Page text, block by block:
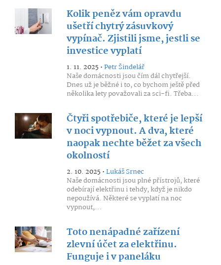
Kolik peněz vám opravdu
ušetří chytrý zásuvkový
vypínač. Zjistili jsme, jestli se
investice vyplatí
1. 11. 2025 •Petr Šindelář
Naše domácnosti jsou čím dál chytřejší.
Dnes už je běžné i to, co bychom ještě před
několika lety považovali za sci-fi. Třeba...
Čtyři spotřebiče, které je lepší
v noci vypnout. A dva, které
naopak nechte běžet za všech
okolností
2. 10. 2025 •Lukáš Srnec
Naše domácnosti jsou plné přístrojů, které
odebírají elektřinu i tehdy, když je nikdo
nepoužívá. Některé se vyplatí na noc
vypnout,...
Toto nenápadné zařízení
zlevní účet za elektřinu.
Funguje i v paneláku